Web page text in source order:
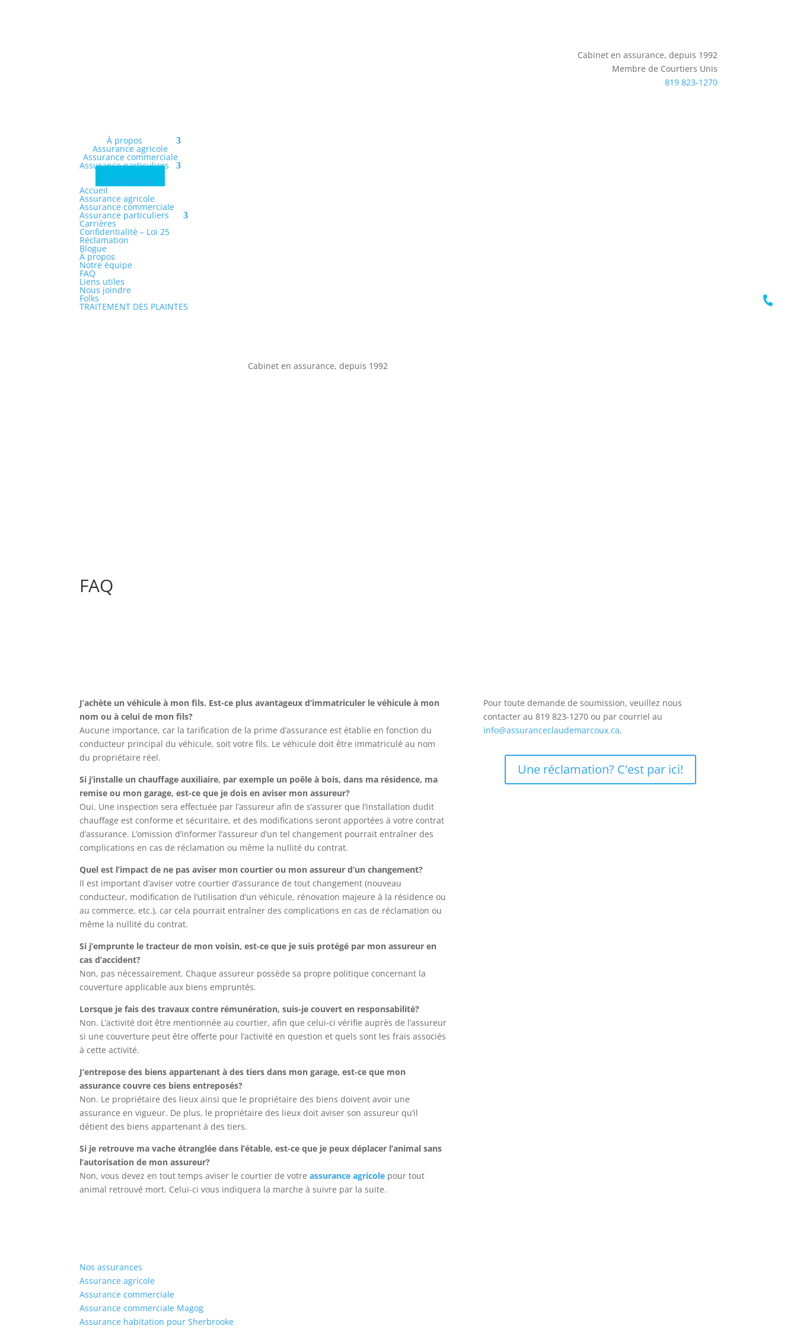
Cabinet en assurance, depuis 1992
Membre de Courtiers Unis
819 823-1270
À propos
Assurance agricole
Assurance commerciale
Assurance particuliers
Réclamation
Accueil
Assurance agricole
Assurance commerciale
Assurance particuliers
Carrières
Confidentialité – Loi 25
Réclamation
Blogue
À propos
Notre équipe
FAQ
Liens utiles
Nous joindre
Folks
TRAITEMENT DES PLAINTES
Cabinet en assurance, depuis 1992
FAQ
J’achète un véhicule à mon fils. Est-ce plus avantageux d’immatriculer le véhicule à mon
nom ou à celui de mon fils?
Aucune importance, car la tarification de la prime d’assurance est établie en fonction du
conducteur principal du véhicule, soit votre fils. Le véhicule doit être immatriculé au nom
du propriétaire réel.
Si j’installe un chauffage auxiliaire, par exemple un poêle à bois, dans ma résidence, ma
remise ou mon garage, est-ce que je dois en aviser mon assureur?
Oui. Une inspection sera effectuée par l’assureur afin de s’assurer que l’installation dudit
chauffage est conforme et sécuritaire, et des modifications seront apportées à votre contrat
d’assurance. L’omission d’informer l’assureur d’un tel changement pourrait entraîner des
complications en cas de réclamation ou même la nullité du contrat.
Quel est l’impact de ne pas aviser mon courtier ou mon assureur d’un changement?
Il est important d’aviser votre courtier d’assurance de tout changement (nouveau
conducteur, modification de l’utilisation d’un véhicule, rénovation majeure à la résidence ou
au commerce, etc.), car cela pourrait entraîner des complications en cas de réclamation ou
même la nullité du contrat.
Si j’emprunte le tracteur de mon voisin, est-ce que je suis protégé par mon assureur en
cas d’accident?
Non, pas nécessairement. Chaque assureur possède sa propre politique concernant la
couverture applicable aux biens empruntés.
Lorsque je fais des travaux contre rémunération, suis-je couvert en responsabilité?
Non. L’activité doit être mentionnée au courtier, afin que celui-ci vérifie auprès de l’assureur
si une couverture peut être offerte pour l’activité en question et quels sont les frais associés
à cette activité.
J’entrepose des biens appartenant à des tiers dans mon garage, est-ce que mon
assurance couvre ces biens entreposés?
Non. Le propriétaire des lieux ainsi que le propriétaire des biens doivent avoir une
assurance en vigueur. De plus, le propriétaire des lieux doit aviser son assureur qu’il
détient des biens appartenant à des tiers.
Si je retrouve ma vache étranglée dans l’étable, est-ce que je peux déplacer l’animal sans
l’autorisation de mon assureur?
Non, vous devez en tout temps aviser le courtier de votreassurance agricole pour tout
animal retrouvé mort. Celui-ci vous indiquera la marche à suivre par la suite.
Pour toute demande de soumission, veuillez nous
contacter au 819 823-1270 ou par courriel au
info@assuranceclaudemarcoux.ca.
Une réclamation? C'est par ici!
Nos assurances
Assurance agricole
Assurance commerciale
Assurance commerciale Magog
Assurance habitation pour Sherbrooke